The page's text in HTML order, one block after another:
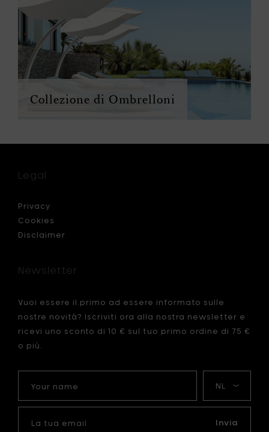
Collezione di Ombrelloni
Legal
Privacy
Cookies
Disclaimer
Newsletter
Vuoi essere il primo ad essere informato sulle
nostre novità? Iscriviti ora alla nostra newsletter e
ricevi uno sconto di 10 € sul tuo primo ordine di 75 €
o più.
name
mia
Invia